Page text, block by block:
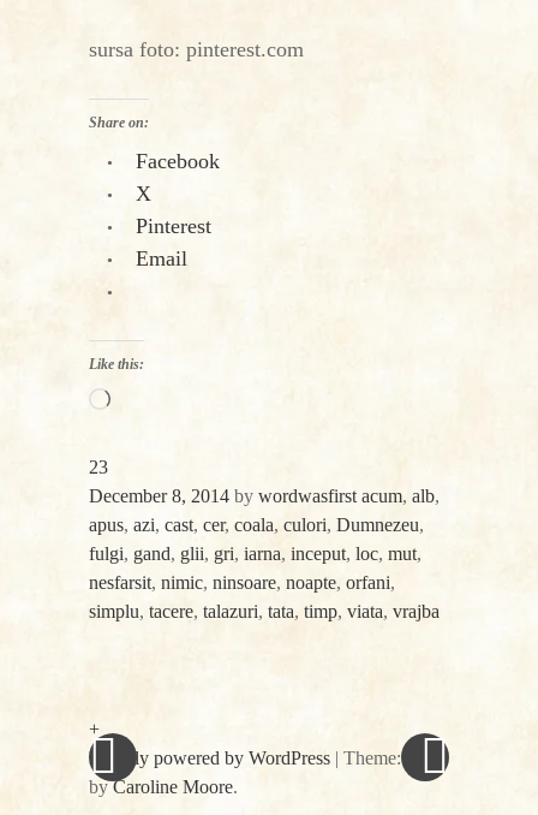
sursa foto: pinterest.com
Share on:
Facebook
X
Pinterest
Email
Like this:
Loading…
23
December 8, 2014 by wordwasfirst acum, alb,
apus, azi, cast, cer, coala, culori, Dumnezeu,
fulgi, gand, glii, gri, iarna, inceput, loc, mut,
nesfarsit, nimic, ninsoare, noapte, orfani,
simplu, tacere, talazuri, tata, timp, viata, vrajba
+
Proudly powered by WordPress | Theme: spun
byCaroline Moore.